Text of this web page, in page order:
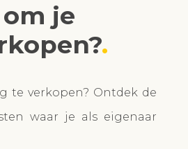
je
te verkopen? Ontdek de
waar je als eigenaar